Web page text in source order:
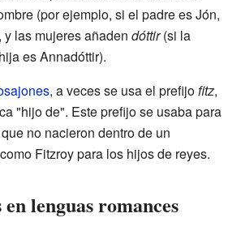
(por ejemplo, si el padre es Jón,
las mujeres añaden dóttir(si la
es Annadóttir).
, a veces se usa el prefijofitz,
"hijo de". Este prefijo se usaba para
no nacieron dentro de un
Fitzroy para los hijos de reyes.
lenguas romances